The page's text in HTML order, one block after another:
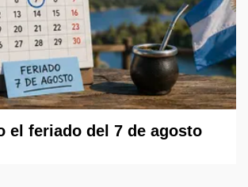
el feriado del 7 de agosto